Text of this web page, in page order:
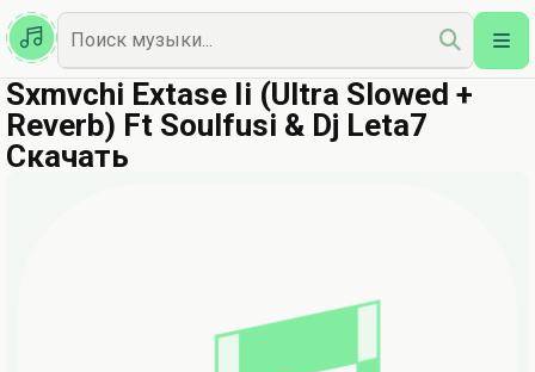
Казахская
Наш Топ
Sxmvchi Extase Ii (Ultra Slowed +
Reverb) Ft Soulfusi & Dj Leta7
Скачать